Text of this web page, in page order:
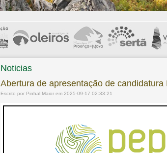
Noticias
Abertura de apresentação de
Escrito por Pinhal Maior em 2025-09-17 02:33:21